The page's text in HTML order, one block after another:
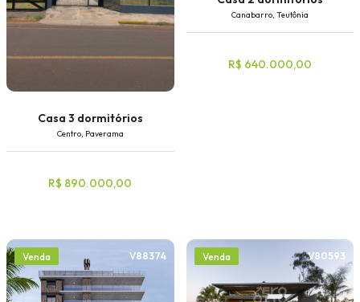
Casa 3 dormitórios
Centro, Paverama
R$ 890.000,00
Canabarro, Teutônia
R$ 640.000,00
Venda V88374 Venda V80593